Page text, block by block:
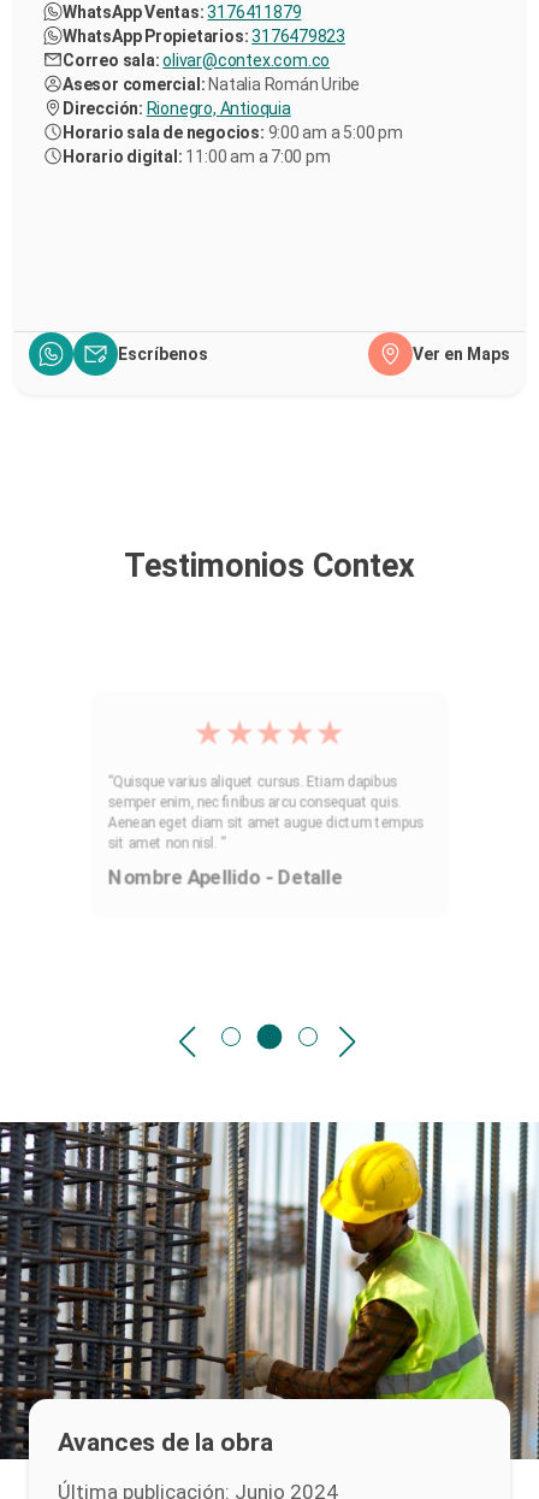
WhatsApp Ventas:3176411879
WhatsApp Propietarios:3176479823
Correo sala:olivar@contex.com.co
Asesor comercial: Natalia Román Uribe
Dirección: Rionegro, Antioquia
Horario sala de negocios: 9:00 am a 5:00 pm
Horario digital: 11:00 am a 7:00 pm
Escríbenos Ver en Maps
Testimonios Contex
★★★★★
“Quisque varius aliquet cursus. Etiam dapibus
semper enim, nec finibus arcu consequat quis.
Aenean eget diam sit amet augue dictum tempus
sit amet non nisl. ”
Nombre Apellido - Detalle
Avances de la obra
Última publicación: Junio 2024